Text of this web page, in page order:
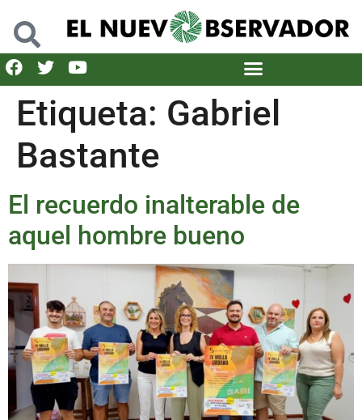
Etiqueta: Gabriel
Bastante
El recuerdo inalterable de
aquel hombre bueno